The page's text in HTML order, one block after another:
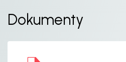
Dokumenty